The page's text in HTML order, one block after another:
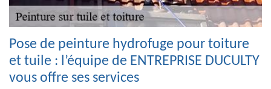
Pose de peinture hydrofuge pour toiture
et tuile : l’équipe de ENTREPRISE DUCULTY
vous offre ses services